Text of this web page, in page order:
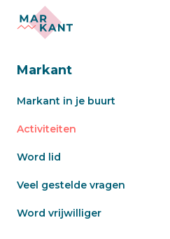
Markant
Markant in je buurt
Activiteiten
Word lid
Veel gestelde vragen
Word vrijwilliger